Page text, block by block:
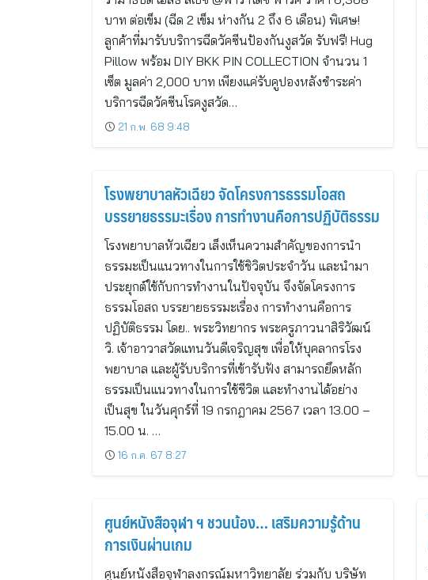
บาท ต่อเข็ม (ฉีด 2 เข็ม ห่างกัน 2 ถึง 6 เดือน) พิเศษ!
ลูกค้าที่มารับบริการฉีดวัคซีนป้องกันงูสวัด รับฟรี! Hug
Pillow พร้อม DIY BKK PIN COLLECTION จำนวน 1
เซ็ต มูลค่า 2,000 บาท เพียงแค่รับคูปองหลังชำระค่า
บริการฉีดวัคซีนโรคงูสวัด…
21 ก.พ. 68 9:48
โรงพยาบาลหัวเฉียว จัดโครงการธรรมโอสถ
บรรยายธรรมะเรื่อง การทำงานคือการปฏิบัติธรรม
โรงพยาบาลหัวเฉียว เล็งเห็นความสำคัญของการนำ
ธรรมะเป็นแนวทางในการใช้ชิวิตประจำวัน และนำมา
ประยุกต์ใช้กับการทำงานในปัจจุบัน จึงจัดโครงการ
ธรรมโอสถ บรรยายธรรมะเรื่อง การทำงานคือการ
ปฏิบัติธรรม โดย.. พระวิทยากร พระครูภาวนาสิริวัฒน์
วิ. เจ้าอาวาสวัดแทนวันดีเจริญสุข เพื่อให้บุคลากรโรง
พยาบาล และผู้รับบริการที่เข้ารับฟัง สามารถยึดหลัก
ธรรมเป็นแนวทางในการใช้ชีวิต และทำงานได้อย่าง
เป็นสุข ในวันศุกร์ที่ 19 กรกฎาคม 2567 เวลา 13.00 –
15.00 น. …
16 ก.ค. 67 8:27
ศูนย์หนังสือจุฬา ฯ ชวนน้อง… เสริมความรู้ด้าน
การเงินผ่านเกม
ศูนย์หนังสือจุฬาลงกรณ์มหาวิทยาลัย ร่วมกับ บริษัท